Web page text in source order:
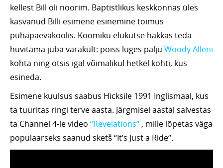
kellest Bill oli noorim. Baptistlikus keskkonnas üles
kasvanud Billi esimene esinemine toimus
pühapäevakoolis. Koomiku elukutse hakkas teda
huvitama juba varakult: poiss luges palju Woody Alleni
kohta ning otsis igal võimalikul hetkel kohti, kus
esineda.
Esimene kuulsus saabus Hicksile 1991 Inglismaal, kus
ta tuuritas ringi terve aasta. Järgmisel aastal salvestas
ta Channel 4-le video “Revelations“ , mille lõpetas väga
populaarseks saanud sketš “It’s Just a Ride“.